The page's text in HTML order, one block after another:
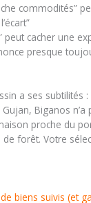
commodités”
peut cacher une
presque
a ses subtilités :
Biganos
proche du
forêt. Votre
biens suivis (et